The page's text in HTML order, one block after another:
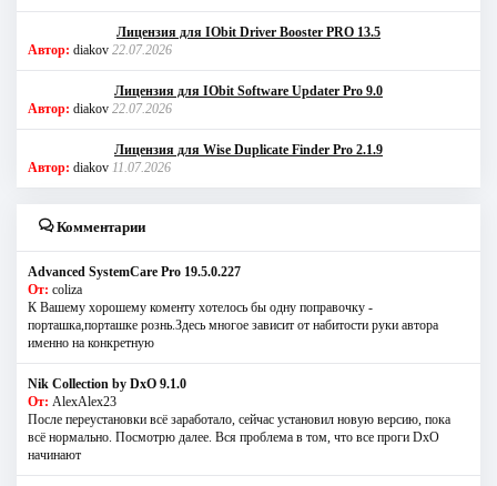
Лицензия для IObit Driver Booster PRO 13.5
Автор: diakov 22.07.2026
Лицензия для IObit Software Updater Pro 9.0
Автор: diakov 22.07.2026
Лицензия для Wise Duplicate Finder Pro 2.1.9
Автор: diakov 11.07.2026
Комментарии
Advanced SystemCare Pro 19.5.0.227
От: coliza
К Вашему хорошему коменту хотелось бы одну поправочку -
порташка,порташке рознь.Здесь многое зависит от набитости руки автора
именно на конкретную
Nik Collection by DxO 9.1.0
От: AlexAlex23
После переустановки всё заработало, сейчас установил новую версию, пока
всё нормально. Посмотрю далее. Вся проблема в том, что все проги DxO
начинают